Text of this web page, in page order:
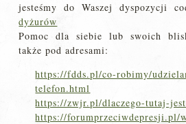
jesteśmy do Waszej dyspozycji
dyżurów
Pomoc dla siebie lub swoich
także pod adresami:
https://fdds.pl/co-robimy/
telefon.html
https://zwjr.pl/dlaczego-tutaj-
https://forumprzeciwdepresji.pl/